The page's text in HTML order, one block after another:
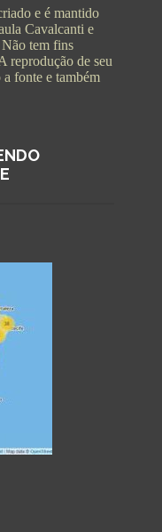
e é mantido
Cavalcanti e
tem fins
reprodução de seu
fonte e também